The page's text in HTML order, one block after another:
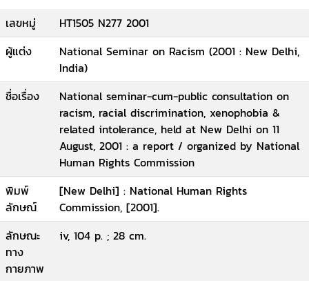
เลขหมู่
HT1505 N277 2001
ผู้แต่ง
National Seminar on Racism (2001 : New Delhi,
India)
ชื่อเรื่อง
National seminar-cum-public consultation on
racism, racial discrimination, xenophobia &
related intolerance, held at New Delhi on 11
August, 2001 : a report / organized by National
Human Rights Commission
พิมพ์
ลักษณ์
[New Delhi] : National Human Rights
Commission, [2001].
ลักษณะ
ทาง
กายภาพ
iv, 104 p. ; 28 cm.